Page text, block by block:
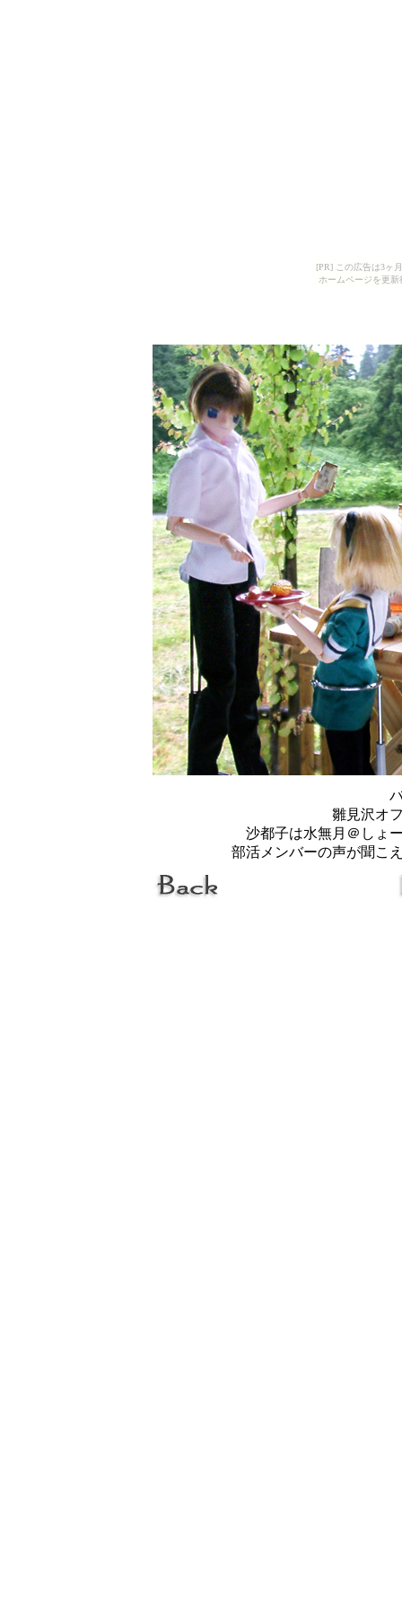
[PR] この広告は3ヶ
ホームページを更
雛見沢オ
沙都子は水無月＠しょ
部活メンバーの声が聞こ